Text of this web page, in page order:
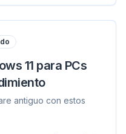
11 para PCs
antiguo con estos